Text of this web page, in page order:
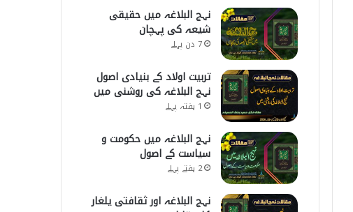
نہج البلاغہ میں حقیقی
شیعہ کی پہچان
7 دن پہلے
تربیت اولاد کے بنیادی اصول
نہج البلاغہ کی روشنی میں
1 ہفتہ پہلے
نہج البلاغہ میں حکومت و
سیاست کے اصول
2 ہفتے پہلے
نہج البلاغہ اور ثقافتی یلغار